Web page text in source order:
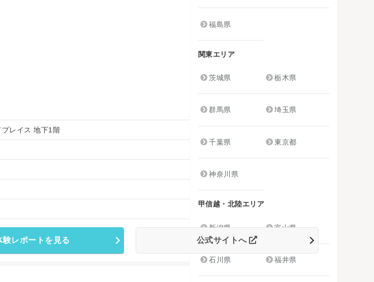
レイス 地下1階
験レポートを見る 公式サイトへ
福島県
関東エリア
茨城県 栃木県
群馬県 埼玉県
千葉県 東京都
神奈川県
甲信越・北陸エリア
新潟県 富山県
石川県 福井県